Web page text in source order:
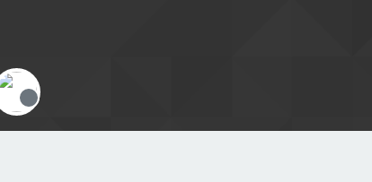
Offline